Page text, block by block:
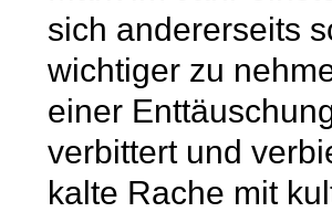
sich andererseits
wichtiger zu
einer
verbittert und
kalte Rache mit